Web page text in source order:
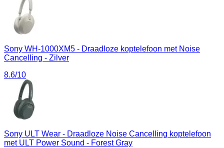
Sony WH-1000XM5 - Draadloze koptelefoon met Noise
Cancelling - Zilver
8.6/10
Sony ULT Wear - Draadloze Noise Cancelling koptelefoon
met ULT Power Sound - Forest Gray